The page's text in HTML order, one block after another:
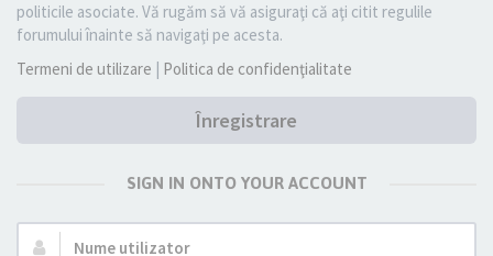
politicile asociate. Vă rugăm să vă asiguraţi că aţi citit regulile
forumului înainte să navigaţi pe acesta.
Termeni de utilizare | Politica de confidenţialitate
Înregistrare
SIGN IN ONTO YOUR ACCOUNT
Nume